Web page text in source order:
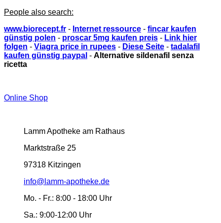
People also search:
www.biorecept.fr - Internet ressource - fincar kaufen
günstig polen - proscar 5mg kaufen preis - Link hier
folgen - Viagra price in rupees - Diese Seite - tadalafil
kaufen günstig paypal - Alternative sildenafil senza
ricetta
Online Shop
Lamm Apotheke am Rathaus
Marktstraße 25
97318 Kitzingen
info@lamm-apotheke.de
Mo. - Fr.: 8:00 - 18:00 Uhr
Sa.: 9:00-12:00 Uhr